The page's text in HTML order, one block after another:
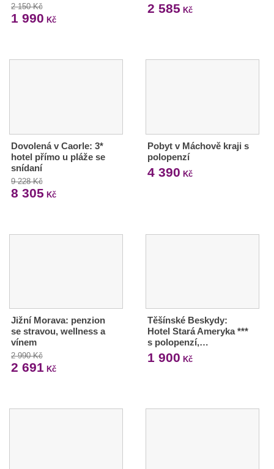
2 150 Kč
1 990 Kč
2 585 Kč
Dovolená v Caorle: 3*
hotel přímo u pláže se
snídaní
9 228 Kč
8 305 Kč
Pobyt v Máchově kraji s
polopenzí
4 390 Kč
Jižní Morava: penzion
se stravou, wellness a
vínem
2 990 Kč
2 691 Kč
Těšínské Beskydy:
Hotel Stará Ameryka ***
s polopenzí,…
1 900 Kč